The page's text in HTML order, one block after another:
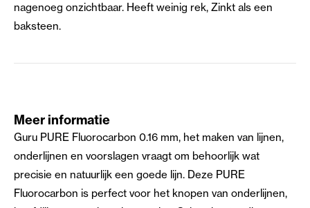
nagenoeg onzichtbaar. Heeft weinig rek, Zinkt als een
baksteen.
Meer informatie
Guru PURE Fluorocarbon 0.16 mm, het maken van lijnen,
onderlijnen en voorslagen vraagt om behoorlijk wat
precisie en natuurlijk een goede lijn. Deze PURE
Fluorocarbon is perfect voor het knopen van onderlijnen,